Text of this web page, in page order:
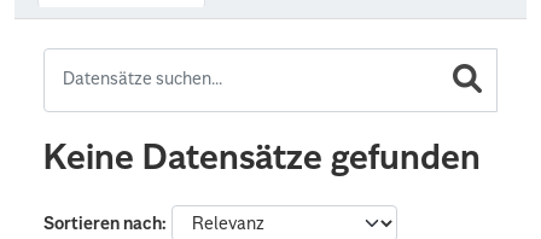
Keine Datensätze gefunden
Sortieren nach